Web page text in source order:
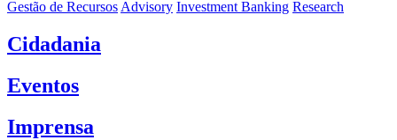
Gestão de Recursos Advisory Investment Banking Research
Cidadania
Eventos
Imprensa